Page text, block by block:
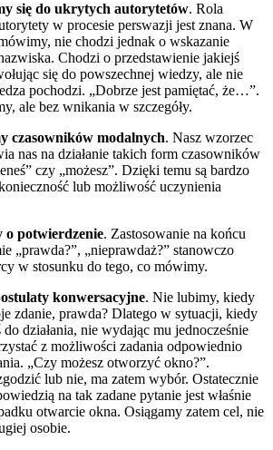
się do ukrytych autorytetów. Rola
w procesie perswazji jest znana. W
nie chodzi jednak o wskazanie
Chodzi o przedstawienie jakiejś
się do powszechnej wiedzy, ale nie
pochodzi. „Dobrze jest pamiętać, że…”.
ale bez wnikania w szczegóły.
czasowników modalnych. Nasz wzorzec
nas na działanie takich form czasowników
czy „możesz”. Dzięki temu są bardzo
lub możliwość uczynienia
o potwierdzenie. Zastosowanie na końcu
„prawda?”, „nieprawdaż?” stanowczo
w stosunku do tego, co mówimy.
konwersacyjne. Nie lubimy, kiedy
zdanie, prawda? Dlatego w sytuacji, kiedy
działania, nie wydając mu jednocześnie
z możliwości zadania odpowiednio
„Czy możesz otworzyć okno?”.
lub nie, ma zatem wybór. Ostatecznie
na tak zadane pytanie jest właśnie
otwarcie okna. Osiągamy zatem cel, nie
osobie.